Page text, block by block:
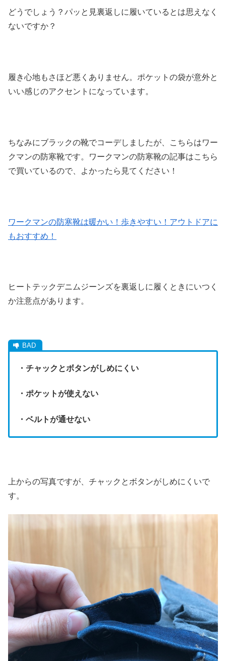
どうでしょう？パッと見裏返しに履いているとは思えなく
ないですか？
履き心地もさほど悪くありません。ポケットの袋が意外と
いい感じのアクセントになっています。
ちなみにブラックの靴でコーデしましたが、こちらはワー
クマンの防寒靴です。ワークマンの防寒靴の記事はこちら
で買いているので、よかったら見てください！
ワークマンの防寒靴は暖かい！歩きやすい！アウトドアに
もおすすめ！
ヒートテックデニムジーンズを裏返しに履くときにいつく
か注意点があります。
・チャックとボタンがしめにくい
・ポケットが使えない
・ベルトが通せない
上からの写真ですが、チャックとボタンがしめにくいで
す。